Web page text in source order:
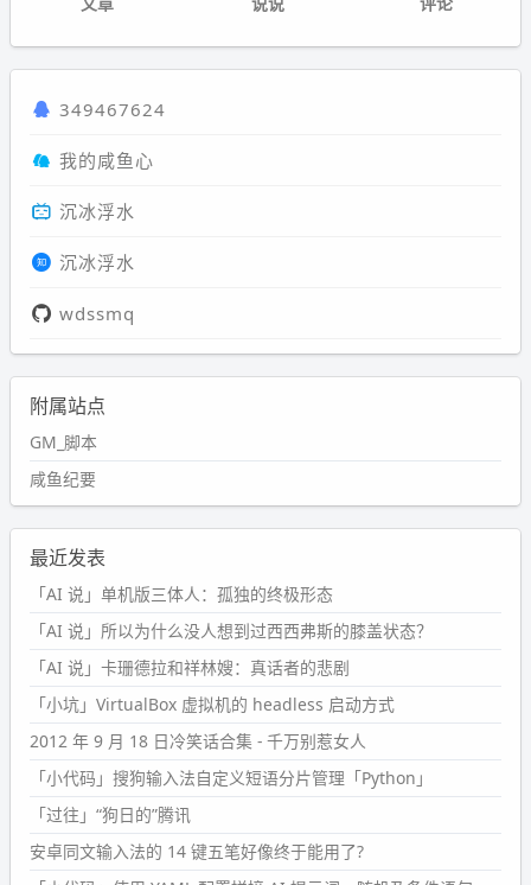
349467624
我的咸鱼心
沉冰浮水
沉冰浮水
wdssmq
附属站点
GM_脚本
咸鱼纪要
最近发表
「AI 说」单机版三体人：孤独的终极形态
「AI 说」所以为什么没人想到过西西弗斯的膝盖状态？
「AI 说」卡珊德拉和祥林嫂：真话者的悲剧
「小坑」VirtualBox 虚拟机的 headless 启动方式
2012 年 9 月 18 日冷笑话合集 - 千万别惹女人
「小代码」搜狗输入法自定义短语分片管理「Python」
「过往」“狗日的”腾讯
安卓同文输入法的 14 键五笔好像终于能用了?